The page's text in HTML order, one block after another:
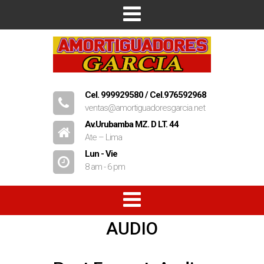
Inicio
Empresa
Productos
Contacto
Cel. 999929580 / Cel.976592968
ventas@amortiguadoresgarcia.net
Av.Urubamba MZ. D LT. 44
Ate – Lima
Lun - Vie
8 am - 6 pm
AmortiguadoresAUDIO